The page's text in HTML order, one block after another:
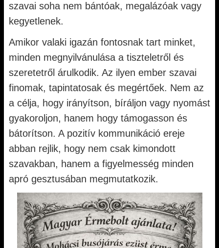
szavai soha nem bántóak, megalázóak vagy
kegyetlenek.
Amikor valaki igazán fontosnak tart minket,
minden megnyilvánulása a tiszteletről és
szeretetről árulkodik. Az ilyen ember szavai
finomak, tapintatosak és megértőek. Nem az
a célja, hogy irányítson, bíráljon vagy nyomást
gyakoroljon, hanem hogy támogasson és
bátorítson. A pozitív kommunikáció ereje
abban rejlik, hogy nem csak kimondott
szavakban, hanem a figyelmesség minden
apró gesztusában megmutatkozik.